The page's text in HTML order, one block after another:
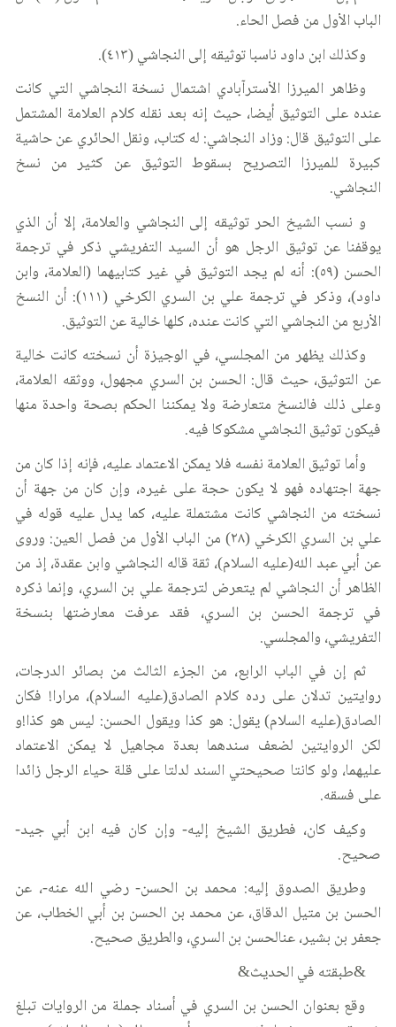
الباب الأول من فصل الحاء.
وكذلك ابن داود ناسبا توثيقه إلى النجاشي (٤١٣).
وظاهر الميرزا الأسترآبادي اشتمال نسخة النجاشي التي كانت
عنده على التوثيق أيضا، حيث إنه بعد نقله كلام العلامة المشتمل
على التوثيق قال: وزاد النجاشي: له كتاب، ونقل الحائري عن حاشية
كبيرة للميرزا التصريح بسقوط التوثيق عن كثير من نسخ
النجاشي.
و نسب الشيخ الحر توثيقه إلى النجاشي والعلامة، إلا أن الذي
يوقفنا عن توثيق الرجل هو أن السيد التفريشي ذكر في ترجمة
الحسن (٥٩): أنه لم يجد التوثيق في غير كتابيهما (العلامة، وابن
داود)، وذكر في ترجمة علي بن السري الكرخي (١١١): أن النسخ
الأربع من النجاشي التي كانت عنده، كلها خالية عن التوثيق.
وكذلك يظهر من المجلسي، في الوجيزة أن نسخته كانت خالية
عن التوثيق، حيث قال: الحسن بن السري مجهول، ووثقه العلامة،
وعلى ذلك فالنسخ متعارضة ولا يمكننا الحكم بصحة واحدة منها
فيكون توثيق النجاشي مشكوكا فيه.
وأما توثيق العلامة نفسه فلا يمكن الاعتماد عليه، فإنه إذا كان من
جهة اجتهاده فهو لا يكون حجة على غيره، وإن كان من جهة أن
نسخته من النجاشي كانت مشتملة عليه، كما يدل عليه قوله في
علي بن السري الكرخي (٢٨) من الباب الأول من فصل العين: وروى
عن أبي عبد الله(عليه السلام)، ثقة قاله النجاشي وابن عقدة، إذ من
الظاهر أن النجاشي لم يتعرض لترجمة علي بن السري، وإنما ذكره
في ترجمة الحسن بن السري، فقد عرفت معارضتها بنسخة
التفريشي، والمجلسي.
ثم إن في الباب الرابع، من الجزء الثالث من بصائر الدرجات،
روايتين تدلان على رده كلام الصادق(عليه السلام)، مرارا! فكان
الصادق(عليه السلام) يقول: هو كذا ويقول الحسن: ليس هو كذا!و
لكن الروايتين لضعف سندهما بعدة مجاهيل لا يمكن الاعتماد
عليهما، ولو كانتا صحيحتي السند لدلتا على قلة حياء الرجل زائدا
على فسقه.
وكيف كان، فطريق الشيخ إليه- وإن كان فيه ابن أبي جيد-
صحيح.
وطريق الصدوق إليه: محمد بن الحسن- رضي الله عنه-، عن
الحسن بن متيل الدقاق، عن محمد بن الحسن بن أبي الخطاب، عن
جعفر بن بشير، عنالحسن بن السري، والطريق صحيح.
&طبقته في الحديث&
وقع بعنوان الحسن بن السري في أسناد جملة من الروايات تبلغ